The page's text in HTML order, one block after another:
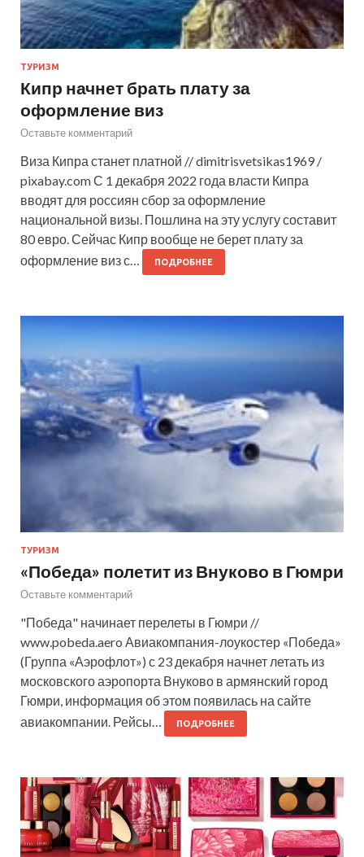
ТУРИЗМ
Кипр начнет брать плату за
оформление виз
Оставьте комментарий
Виза Кипра станет платной // dimitrisvetsikas1969 /
pixabay.com С 1 декабря 2022 года власти Кипра
вводят для россиян сбор за оформление
национальной визы. Пошлина на эту услугу составит
80 евро. Сейчас Кипр вообще не берет плату за
оформление виз с…
ПОДРОБНЕЕ
ТУРИЗМ
«Победа» полетит из Внуково в Гюмри
Оставьте комментарий
"Победа" начинает перелеты в Гюмри //
www.pobeda.aero Авиакомпания-лоукостер «Победа»
(Группа «Аэрофлот») с 23 декабря начнет летать из
московского аэропорта Внуково в армянский город
Гюмри, информация об этом появилась на сайте
авиакомпании. Рейсы…
ПОДРОБНЕЕ